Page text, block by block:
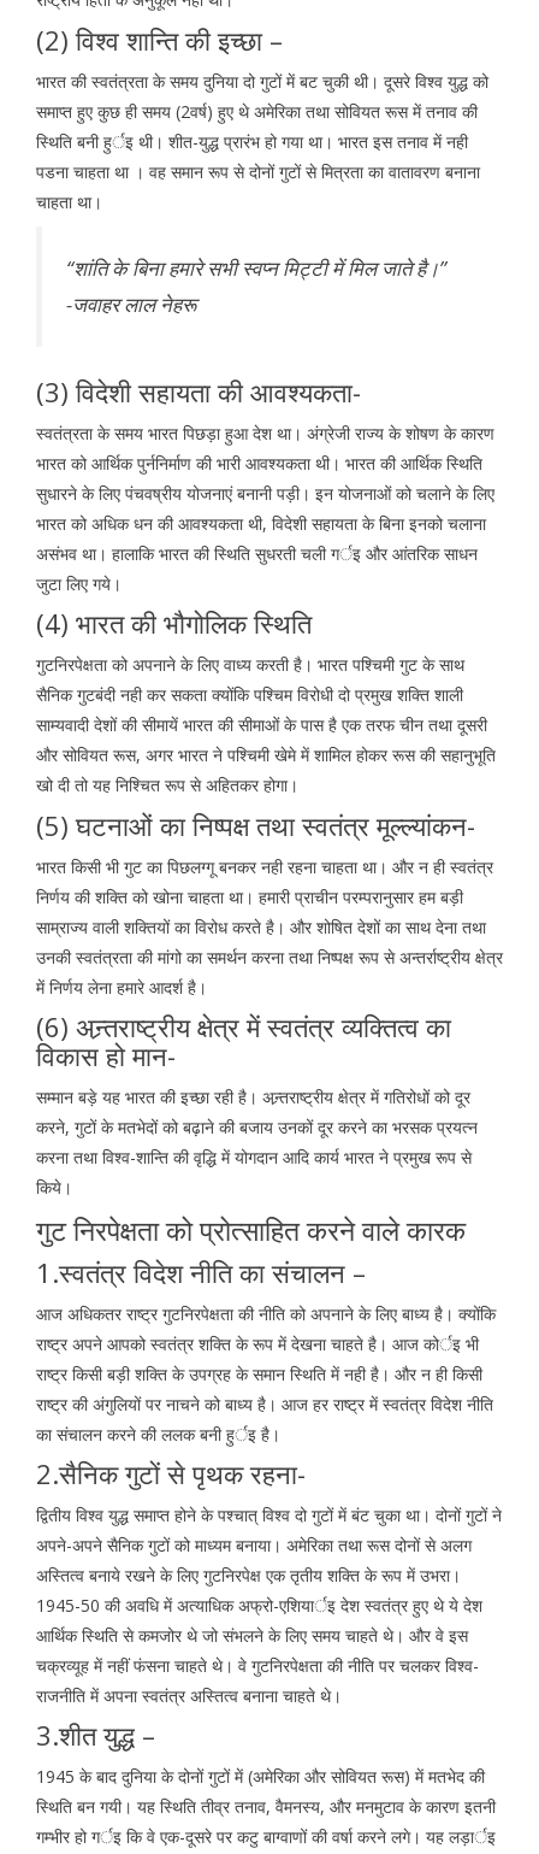
(2) विश्व शान्ति की इच्छा –
भारत की स्वतंत्रता के समय दुनिया दो गुटों में बट चुकी थी। दूसरे विश्व युद्ध को
समाप्त हुए कुछ ही समय (2वर्ष) हुए थे अमेरिका तथा सोवियत रूस में तनाव की
स्थिति बनी हुर्इ थी। शीत-युद्ध प्रारंभ हो गया था। भारत इस तनाव में नही
पडना चाहता था । वह समान रूप से दोनों गुटों से मित्रता का वातावरण बनाना
चाहता था।
‘‘शांति के बिना हमारे सभी स्वप्न मिट्टी में मिल जाते है।’’
-जवाहर लाल नेहरू
(3) विदेशी सहायता की आवश्यकता-
स्वतंत्रता के समय भारत पिछड़ा हुआ देश था। अंग्रेजी राज्य के शोषण के कारण
भारत को आर्थिक पुर्ननिर्माण की भारी आवश्यकता थी। भारत की आर्थिक स्थिति
सुधारने के लिए पंचवष्रीय योजनाएं बनानी पड़ी। इन योजनाओं को चलाने के लिए
भारत को अधिक धन की आवश्यकता थी, विदेशी सहायता के बिना इनको चलाना
असंभव था। हालाकि भारत की स्थिति सुधरती चली गर्इ और आंतरिक साधन
जुटा लिए गये।
(4) भारत की भौगोलिक स्थिति
गुटनिरपेक्षता को अपनाने के लिए वाध्य करती है। भारत पश्चिमी गुट के साथ
सैनिक गुटबंदी नही कर सकता क्योंकि पश्चिम विरोधी दो प्रमुख शक्ति शाली
साम्यवादी देशों की सीमायें भारत की सीमाओं के पास है एक तरफ चीन तथा दूसरी
और सोवियत रूस, अगर भारत ने पश्चिमी खेमे में शामिल होकर रूस की सहानुभूति
खो दी तो यह निश्चित रूप से अहितकर होगा।
(5) घटनाओं का निष्पक्ष तथा स्वतंत्र मूल्ल्यांकन-
भारत किसी भी गुट का पिछलग्गू बनकर नही रहना चाहता था। और न ही स्वतंत्र
निर्णय की शक्ति को खोना चाहता था। हमारी प्राचीन परम्परानुसार हम बड़ी
साम्राज्य वाली शक्तियों का विरोध करते है। और शोषित देशों का साथ देना तथा
उनकी स्वतंत्रता की मांगो का समर्थन करना तथा निष्पक्ष रूप से अन्तर्राष्ट्रीय क्षेत्र
में निर्णय लेना हमारे आदर्श है।
(6) अन्र्तराष्ट्रीय क्षेत्र में स्वतंत्र व्यक्तित्व का
विकास हो मान-
सम्मान बड़े यह भारत की इच्छा रही है। अन्र्तराष्ट्रीय क्षेत्र में गतिरोधों को दूर
करने, गुटों के मतभेदों को बढ़ाने की बजाय उनकों दूर करने का भरसक प्रयत्न
करना तथा विश्व-शान्ति की वृद्धि में योगदान आदि कार्य भारत ने प्रमुख रूप से
किये।
गुट निरपेक्षता को प्रोत्साहित करने वाले कारक
1.स्वतंत्र विदेश नीति का संचालन –
आज अधिकतर राष्ट्र गुटनिरपेक्षता की नीति को अपनाने के लिए बाध्य है। क्योंकि
राष्ट्र अपने आपको स्वतंत्र शक्ति के रूप में देखना चाहते है। आज कोर्इ भी
राष्ट्र किसी बड़ी शक्ति के उपग्रह के समान स्थिति में नही है। और न ही किसी
राष्ट्र की अंगुलियों पर नाचने को बाध्य है। आज हर राष्ट्र में स्वतंत्र विदेश नीति
का संचालन करने की ललक बनी हुर्इ है।
2.सैनिक गुटों से पृथक रहना-
द्वितीय विश्व युद्ध समाप्त होने के पश्चात् विश्व दो गुटों में बंट चुका था। दोनों गुटों ने
अपने-अपने सैनिक गुटों को माध्यम बनाया। अमेरिका तथा रूस दोनों से अलग
अस्तित्व बनाये रखने के लिए गुटनिरपेक्ष एक तृतीय शक्ति के रूप में उभरा।
1945-50 की अवधि में अत्याधिक अफ्रो-एशियार्इ देश स्वतंत्र हुए थे ये देश
आर्थिक स्थिति से कमजोर थे जो संभलने के लिए समय चाहते थे। और वे इस
चक्रव्यूह में नहीं फंसना चाहते थे। वे गुटनिरपेक्षता की नीति पर चलकर विश्व-
राजनीति में अपना स्वतंत्र अस्तित्व बनाना चाहते थे।
3.शीत युद्ध –
1945 के बाद दुनिया के दोनों गुटों में (अमेरिका और सोवियत रूस) में मतभेद की
स्थिति बन गयी। यह स्थिति तीव्र तनाव, वैमनस्य, और मनमुटाव के कारण इतनी
गम्भीर हो गर्इ कि वे एक-दूसरे पर कटु बाग्वाणों की वर्षा करने लगे। यह लड़ार्इ